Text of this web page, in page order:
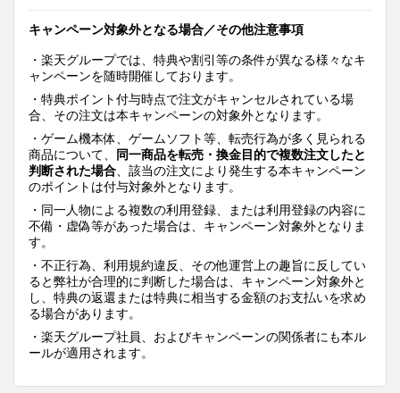
キャンペーン対象外となる場合／その他注意事項
・楽天グループでは、特典や割引等の条件が異なる様々なキ
ャンペーンを随時開催しております。
・特典ポイント付与時点で注文がキャンセルされている場
合、その注文は本キャンペーンの対象外となります。
・ゲーム機本体、ゲームソフト等、転売行為が多く見られる
商品について、
同一商品を転売・換金目的で複数注文したと
判断された場合 、該当の注文により発生する本キャンペーン
のポイントは付与対象外となります。
・同一人物による複数の利用登録、または利用登録の内容に
不備・虚偽等があった場合は、キャンペーン対象外となりま
す。
・不正行為、利用規約違反、その他運営上の趣旨に反してい
ると弊社が合理的に判断した場合は、キャンペーン対象外と
し、特典の返還または特典に相当する金額のお支払いを求め
る場合があります。
・楽天グループ社員、およびキャンペーンの関係者にも本ル
ールが適用されます。